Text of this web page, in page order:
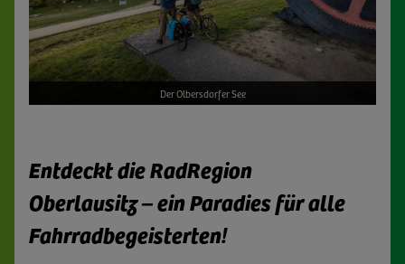
Der Olbersdorfer See
Entdeckt die RadRegion
Oberlausitz – ein Paradies für alle
Fahrradbegeisterten!